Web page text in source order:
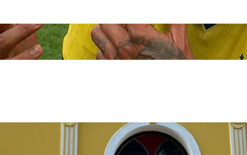
A nossa pátria
6 de julho de 2026
Homenagem aos 170 anos do
1 de julho de 2026